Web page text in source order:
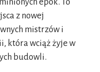
z nowej
mistrzów i
która wciąż żyje w
budowli.